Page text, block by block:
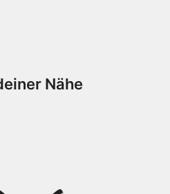
Nähe